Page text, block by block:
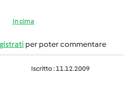
In cima
per poter commentare
Iscritto : 11.12.2009